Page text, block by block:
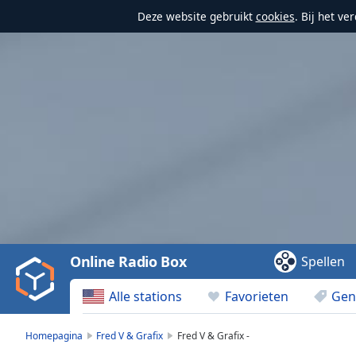
Deze website gebruikt cookies. Bij het
Video
Play
Backward
Skip
Alle stations Favorieten
Online Radio Box Spellen
Homepagina Fred V & Grafix Fred V & Grafix -